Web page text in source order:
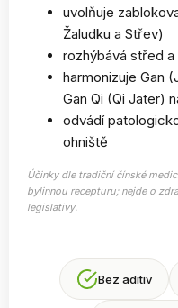
uvolňuje
Žaludku a Střev)
rozhýbává střed
harmonizuje Gan
Gan Qi (Qi Jater)
odvádí
ohniště
Účinky dle tradiční čínské
bylinnou recepturu; nejde o
legislativy.
Bez aditiv